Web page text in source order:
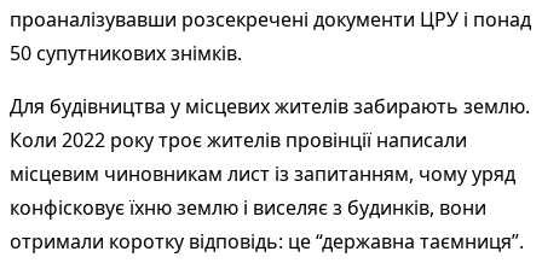
проаналізувавши розсекречені документи ЦРУ і понад
50 супутникових знімків.
Для будівництва у місцевих жителів забирають землю.
Коли 2022 року троє жителів провінції написали
місцевим чиновникам лист із запитанням, чому уряд
конфісковує їхню землю і виселяє з будинків, вони
отримали коротку відповідь: це “державна таємниця”.